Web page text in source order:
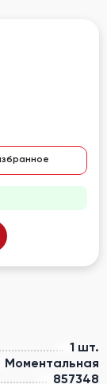
1 шт.
Моментальная
857348